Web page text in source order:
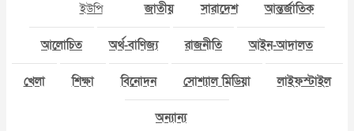
ইউপি জাতীয় সারাদেশ আন্তর্জাতিক
আলোচিত অর্থ-বাণিজ্য রাজনীতি আইন-আদালত
খেলা শিক্ষা বিনোদন সোশ্যাল মিডিয়া লাইফস্টাইল
অন্যান্য